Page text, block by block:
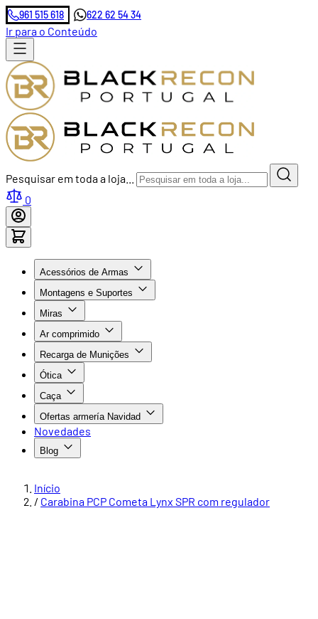
961 515 618 622 62 54 34
Ir para o Conteúdo
Pesquisar em toda a loja...
0
Acessórios de Armas
Montagens e Suportes
Miras
Ar comprimido
Recarga de Munições
Ótica
Caça
Ofertas armería Navidad
Novedades
Blog
Início
/ Carabina PCP Cometa Lynx SPR com regulador